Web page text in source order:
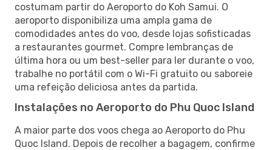
costumam partir do Aeroporto do Koh Samui. O
aeroporto disponibiliza uma ampla gama de
comodidades antes do voo, desde lojas sofisticadas
a restaurantes gourmet. Compre lembranças de
última hora ou um best-seller para ler durante o voo,
trabalhe no portátil com o Wi-Fi gratuito ou saboreie
uma refeição deliciosa antes da partida.
Instalações no Aeroporto do Phu Quoc Island
A maior parte dos voos chega ao Aeroporto do Phu
Quoc Island. Depois de recolher a bagagem, confirme